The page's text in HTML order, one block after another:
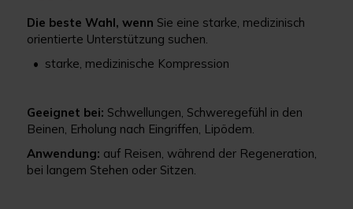
Die beste Wahl, wenn Sie eine starke, medizinisch
orientierte Unterstützung suchen.
• starke, medizinische Kompression
Geeignet bei: Schwellungen, Schweregefühl in den
Beinen, Erholung nach Eingriffen, Lipödem.
Anwendung: auf Reisen, während der Regeneration,
bei langem Stehen oder Sitzen.